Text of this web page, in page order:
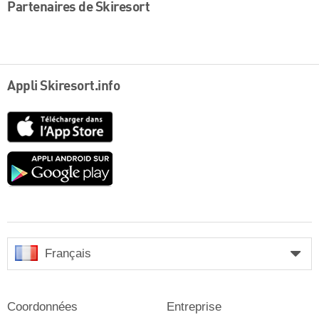
Partenaires de Skiresort
Appli Skiresort.info
Google
Français
Coordonnées Entreprise